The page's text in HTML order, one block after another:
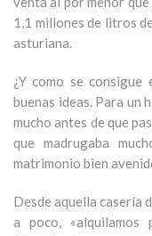
1,1 millones de litros
asturiana.
¿Y como se consigue
buenas ideas. Para un
mucho antes de que
que madrugaba
matrimonio bien
Desde aquella casería
a poco, «alquilamos